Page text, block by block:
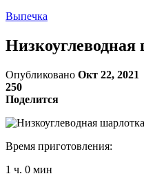
Выпечка
Опубликовано Окт 22, 2021
250
Поделится
Время приготовления:
1 ч. 0 мин